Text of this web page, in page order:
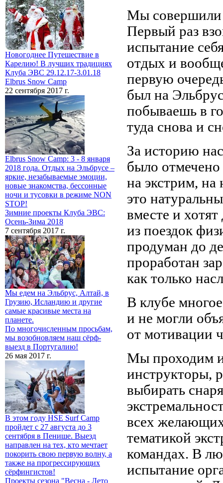
Новогоднее Путешествие в
Карелию! В лучших традициях
Клуба ЭВС 29.12.17-3.01.18
Elbrus Snow Camp
22 сентября 2017 г.
Elbrus Snow Camp: 3 - 8 января
2018 года. Отдых на Эльбрусе –
яркие, незабываемые эмоции,
новые знакомства, бессонные
ночи и тусовки в режиме NON
STOP!
Зимние проекты Клуба ЭВС:
Осень-Зима 2018
7 сентября 2017 г.
Мы едем на Эльбрус, Алтай, в
Грузию, Исландию и другие
самые красивые места на
планете.
По многочисленным просьбам,
мы возобновляем наш сёрф-
выезд в Португалию!
26 мая 2017 г.
В этом году HSE Surf Camp
пройдет с 27 августа до 3
сентября в Пенише. Выезд
направлен на тех, кто мечтает
покорить свою первую волну, а
также на прогрессирующих
сёрфингистов!
Проекты сезона "Весна - Лето
Мы совершили
Первый раз
испытание
отдых и
первую
был на
побываешь в
туда снова и
За историю
было
на экстрим, на
это
вместе и
из поездок
продуман до
проработан
как только
В клубе
и не могли
от мотивации
Мы проходим и
инструкторы,
выбирать
всех
тематикой
командах. В
испытание